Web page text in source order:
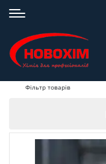
Фільтр товарів